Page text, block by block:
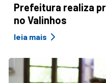
Prefeitura realiza
no Valinhos
leia mais